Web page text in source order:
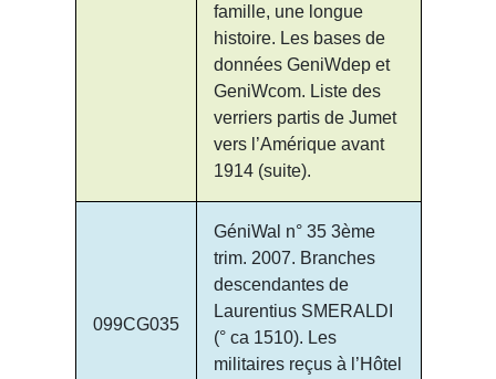
famille, une longue
histoire. Les bases de
données GeniWdep et
GeniWcom. Liste des
verriers partis de Jumet
vers l’Amérique avant
1914 (suite).
099CG035
GéniWal n° 35 3ème
trim. 2007. Branches
descendantes de
Laurentius SMERALDI
(° ca 1510). Les
militaires reçus à l’Hôtel